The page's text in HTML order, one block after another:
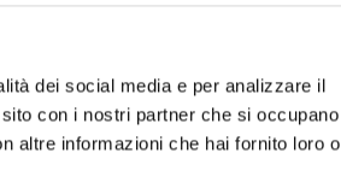
dei social media e per analizzare il
con i nostri partner che si occupano
altre informazioni che hai fornito loro o
di più